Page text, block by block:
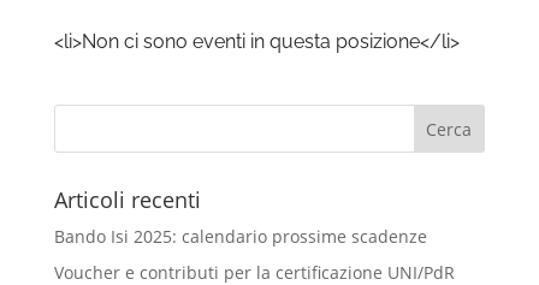
<li>Non ci sono eventi in questa posizione</li>
Articoli recenti
Bando Isi 2025: calendario prossime scadenze
Voucher e contributi per la certificazione UNI/PdR